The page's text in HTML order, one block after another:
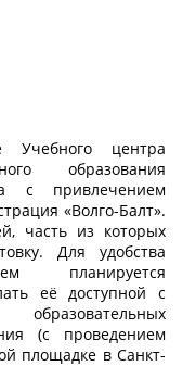
Учебного центра
образования
с привлечением
«Волго-Балт».
часть из которых
Для удобства
планируется
её доступной с
образовательных
(с проведением
площадке в Санкт-